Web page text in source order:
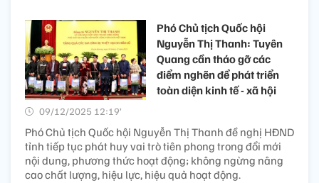
Phó Chủ tịch Quốc hội
Nguyễn Thị Thanh: Tuyên
Quang cần tháo gỡ các
điểm nghẽn để phát triển
toàn diện kinh tế - xã hội
09/12/2025 12:19’
Phó Chủ tịch Quốc hội Nguyễn Thị Thanh đề nghị HĐND
tỉnh tiếp tục phát huy vai trò tiên phong trong đổi mới
nội dung, phương thức hoạt động; không ngừng nâng
cao chất lượng, hiệu lực, hiệu quả hoạt động.